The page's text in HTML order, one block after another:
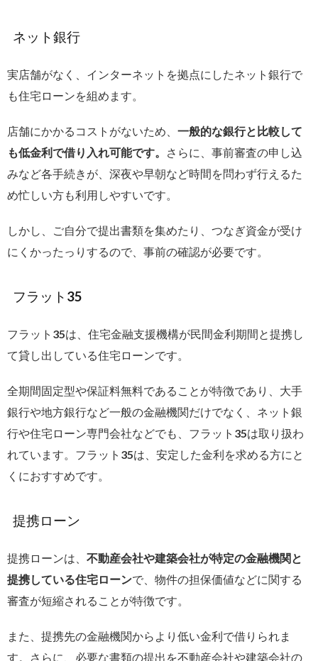
ネット銀行
実店舗がなく、インターネットを拠点にしたネット銀行で
も住宅ローンを組めます。
店舗にかかるコストがないため、 一般的な銀行と比較して
も低金利で借り入れ可能です。
さらに、事前審査の申し込
みなど各手続きが、深夜や早朝など時間を問わず行えるた
め忙しい方も利用しやすいです。
しかし、ご自分で提出書類を集めたり、つなぎ資金が受け
にくかったっりするので、事前の確認が必要です。
フラット35
フラット35は、住宅金融支援機構が民間金利期間と提携し
て貸し出している住宅ローンです。
全期間固定型や保証料無料であることが特徴であり、大手
銀行や地方銀行など一般の金融機関だけでなく、ネット銀
行や住宅ローン専門会社などでも、フラット35は取り扱わ
れています。フラット35は、安定した金利を求める方にと
くにおすすめです。
提携ローン
提携ローンは、 不動産会社や建築会社が特定の金融機関と
提携している住宅ローンで、 物件の担保価値などに関する
審査が短縮されることが特徴です。
また、提携先の金融機関からより低い金利で借りられま
す。さらに、必要な書類の提出を不動産会社や建築会社の